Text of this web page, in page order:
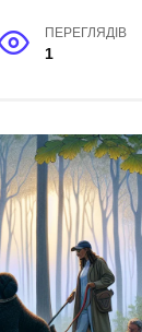
ПЕРЕГЛЯДІВ
1